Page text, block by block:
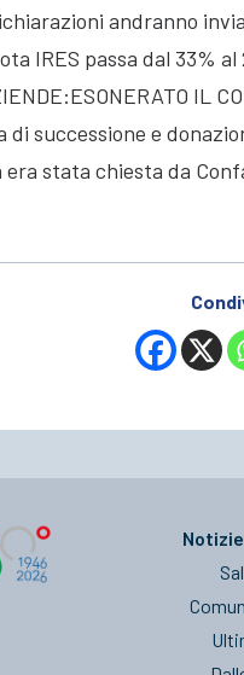
andranno
IRES passa dal 33%
IL
di successione e
stata chiesta da